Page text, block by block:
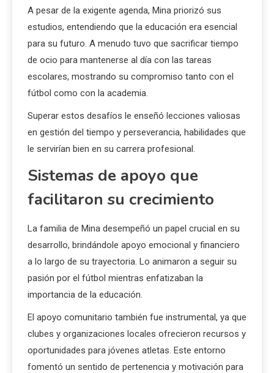
A pesar de la exigente agenda, Mina priorizó sus
estudios, entendiendo que la educación era esencial
para su futuro. A menudo tuvo que sacrificar tiempo
de ocio para mantenerse al día con las tareas
escolares, mostrando su compromiso tanto con el
fútbol como con la academia.
Superar estos desafíos le enseñó lecciones valiosas
en gestión del tiempo y perseverancia, habilidades que
le servirían bien en su carrera profesional.
Sistemas de apoyo que
facilitaron su crecimiento
La familia de Mina desempeñó un papel crucial en su
desarrollo, brindándole apoyo emocional y financiero
a lo largo de su trayectoria. Lo animaron a seguir su
pasión por el fútbol mientras enfatizaban la
importancia de la educación.
El apoyo comunitario también fue instrumental, ya que
clubes y organizaciones locales ofrecieron recursos y
oportunidades para jóvenes atletas. Este entorno
fomentó un sentido de pertenencia y motivación para